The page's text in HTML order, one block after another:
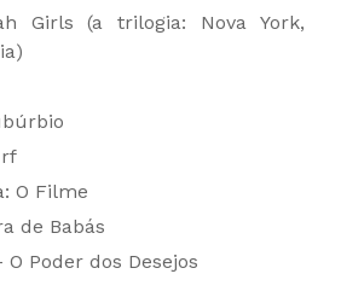
Girls (a trilogia: Nova York,
O Filme
de Babás
O Poder dos Desejos